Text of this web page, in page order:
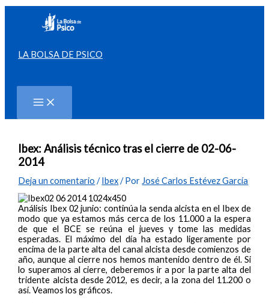
contenido
LA BOLSA DE PSICO
Ibex: Análisis técnico tras el cierre de 02-06-
2014
Deja un comentario /Ibex/ Por José Carlos Estévez García
Análisis Ibex 02 junio: continúa la senda alcista en el Ibex de
modo que ya estamos más cerca de los 11.000 a la espera
de que el BCE se reúna el jueves y tome las medidas
esperadas. El máximo del día ha estado ligeramente por
encima de la parte alta del canal alcista desde comienzos de
año, aunque al cierre nos hemos mantenido dentro de él. Si
lo superamos al cierre, deberemos ir a por la parte alta del
tridente alcista desde 2012, es decir, a la zona del 11.200 o
así. Veamos los gráficos.